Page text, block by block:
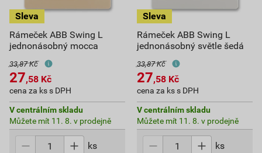
Rámeček ABB Swing L
jednonásobný mocca
33,87 Kč
27,58 Kč
cena za ks s DPH
V centrálním skladu
Můžete mít 11. 8. v prodejně
ks
Rámeček ABB Swing L
jednonásobný světle šedá
33,87 Kč
27,58 Kč
cena za ks s DPH
V centrálním skladu
Můžete mít 11. 8. v prodejně
ks